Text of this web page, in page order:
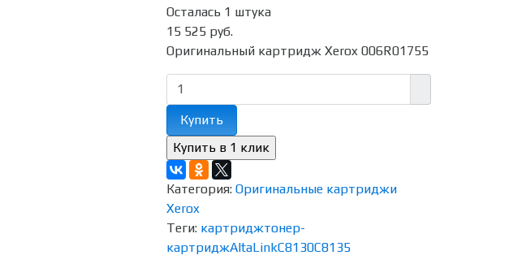
Осталась 1 штука
15 525 руб.
Оригинальный картридж Xerox 006R01755
Купить
Категория: Оригинальные картриджи
Xerox
Теги: картриджтонер-
картриджAltaLinkC8130C8135